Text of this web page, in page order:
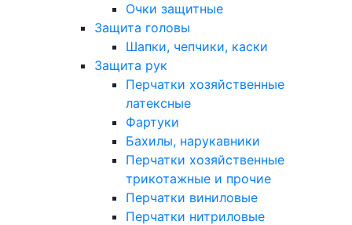
Очки защитные
Защита головы
Шапки, чепчики, каски
Защита рук
Перчатки хозяйственные
латексные
Фартуки
Бахилы, нарукавники
Перчатки хозяйственные
трикотажные и прочие
Перчатки виниловые
Перчатки нитриловые